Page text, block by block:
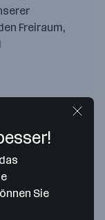
Freiraum,
Sie